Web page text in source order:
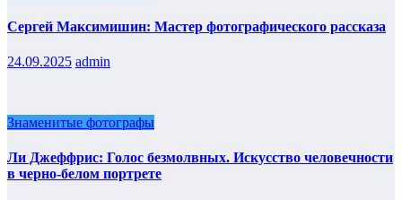
Сергей Максимишин: Мастер фотографического рассказа
24.09.2025 admin
Знаменитые фотографы
Ли Джеффрис: Голос безмолвных. Искусство человечности
в черно-белом портрете